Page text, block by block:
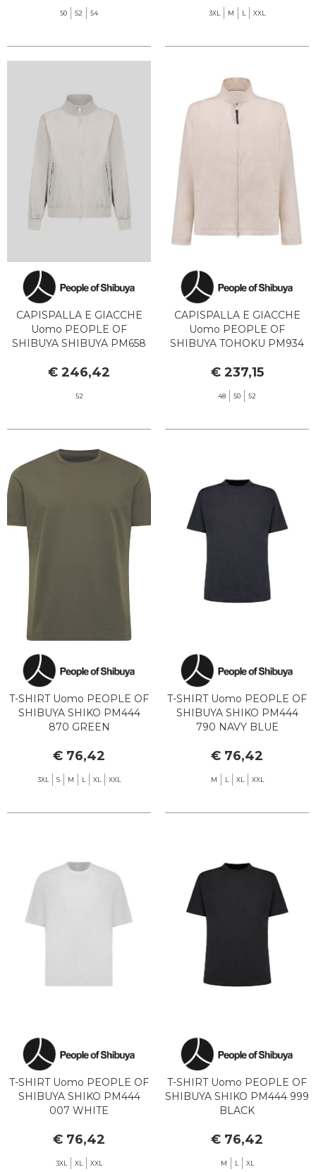
50 52 54 3XL M L XXL
CAPISPALLA E GIACCHE
Uomo PEOPLE OF
SHIBUYA SHIBUYA PM658
€ 246,42
52
CAPISPALLA E GIACCHE
Uomo PEOPLE OF
SHIBUYA TOHOKU PM934
€ 237,15
48 50 52
T-SHIRT Uomo PEOPLE OF
SHIBUYA SHIKO PM444
870 GREEN
€ 76,42
3XL S M L XL XXL
T-SHIRT Uomo PEOPLE OF
SHIBUYA SHIKO PM444
790 NAVY BLUE
€ 76,42
M L XL XXL
T-SHIRT Uomo PEOPLE OF
SHIBUYA SHIKO PM444
007 WHITE
€ 76,42
3XL XL XXL
T-SHIRT Uomo PEOPLE OF
SHIBUYA SHIKO PM444 999
BLACK
€ 76,42
M L XL